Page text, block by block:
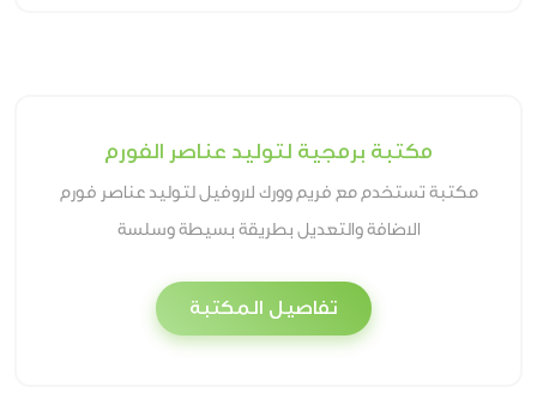
مكتبة برمجية لتوليد عناصر الفورم
مكتبة تستخدم مع فريم وورك لاروفيل لتوليد عناصر فورم
الاضافة والتعديل بطريقة بسيطة وسلسة
تفاصيل المكتبة